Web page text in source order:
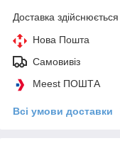
Доставка
Нова Пошта
Самовивіз
Meest ПОШТА
Всі умови доставки